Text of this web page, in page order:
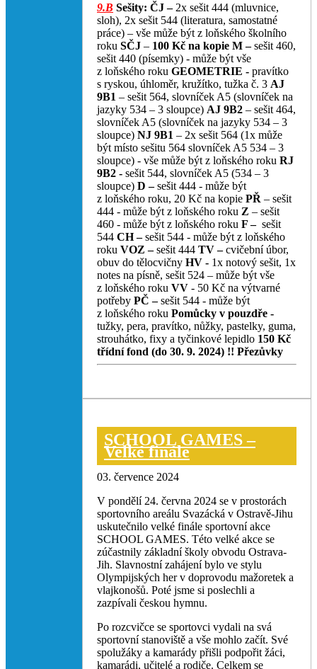
9.B Sešity: ČJ – 2x sešit 444 (mluvnice,
sloh), 2x sešit 544 (literatura, samostatné
práce) – vše může být z loňského školního
roku SČJ – 100 Kč na kopie M –sešit 460,
sešit 440 (písemky) - může být vše
z loňského roku GEOMETRIE - pravítko
s ryskou, úhloměr, kružítko, tužka č. 3 AJ
9B1 – sešit 564, slovníček A5 (slovníček na
jazyky 534 – 3 sloupce) AJ 9B2 – sešit 464,
slovníček A5 (slovníček na jazyky 534 – 3
sloupce) NJ 9B1 – 2x sešit 564 (1x může
být místo sešitu 564 slovníček A5 534 – 3
sloupce) - vše může být z loňského roku RJ
9B2 - sešit 544, slovníček A5 (534 – 3
sloupce) D –sešit 444 - může být
z loňského roku, 20 Kč na kopie PŘ – sešit
444 - může být z loňského roku Z – sešit
460 - může být z loňského roku F –sešit
544 CH –sešit 544 - může být z loňského
roku VOZ –sešit 444 TV –cvičební úbor,
obuv do tělocvičny HV - 1x notový sešit, 1x
notes na písně, sešit 524 – může být vše
z loňského roku VV - 50 Kč na výtvarné
potřeby PČ –sešit 544 - může být
z loňského roku Pomůcky v pouzdře -
tužky, pera, pravítko, nůžky, pastelky, guma,
strouhátko, fixy a tyčinkové lepidlo 150 Kč
třídní fond (do 30. 9. 2024) !! Přezůvky
SCHOOL GAMES –
Velké finále
03. července 2024
V pondělí 24. června 2024 se v prostorách
sportovního areálu Svazácká v Ostravě-Jihu
uskutečnilo velké finále sportovní akce
SCHOOL GAMES. Této velké akce se
zúčastnily základní školy obvodu Ostrava-
Jih. Slavnostní zahájení bylo ve stylu
Olympijských her v doprovodu mažoretek a
vlajkonošů. Poté jsme si poslechli a
zazpívali českou hymnu.
Po rozcvičce se sportovci vydali na svá
sportovní stanoviště a vše mohlo začít. Své
spolužáky a kamarády přišli podpořit žáci,
kamarádi, učitelé a rodiče. Celkem se